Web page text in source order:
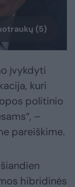
(5)
įvykdyti
kuri
politinio
–
pareiškime.
hibridinės